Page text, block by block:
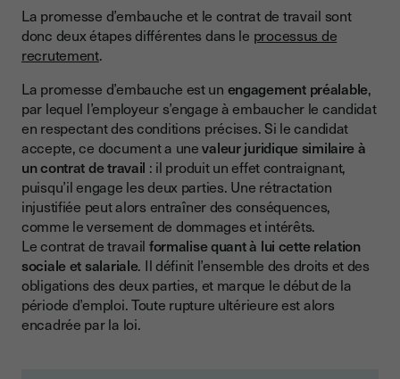
La promesse d’embauche et le contrat de travail sont
donc deux étapes différentes dans le processus de
recrutement.
La promesse d’embauche est un engagement préalable,
par lequel l’employeur s’engage à embaucher le candidat
en respectant des conditions précises. Si le candidat
accepte, ce document a unevaleur juridique similaire à
un contrat de travail : il produit un effet contraignant,
puisqu’il engage les deux parties. Une rétractation
injustifiée peut alors entraîner des conséquences,
comme le versement de dommages et intérêts.
Le contrat de travail formalise quant à lui cette relation
sociale et salariale. Il définit l’ensemble des droits et des
obligations des deux parties, et marque le début de la
période d’emploi. Toute rupture ultérieure est alors
encadrée par la loi.